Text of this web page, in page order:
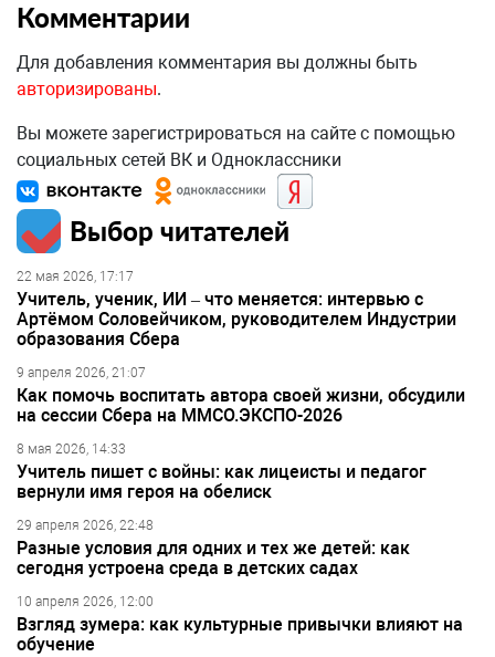
Комментарии
Для добавления комментария вы должны быть
авторизированы.
Вы можете зарегистрироваться на сайте с помощью
социальных сетей ВК и Одноклассники
Выбор читателей
22 мая 2026, 17:17
Учитель, ученик, ИИ – что меняется: интервью с
Артёмом Соловейчиком, руководителем Индустрии
образования Сбера
9 апреля 2026, 21:07
Как помочь воспитать автора своей жизни, обсудили
на сессии Сбера на ММСО.ЭКСПО-2026
8 мая 2026, 14:33
Учитель пишет с войны: как лицеисты и педагог
вернули имя героя на обелиск
29 апреля 2026, 22:48
Разные условия для одних и тех же детей: как
сегодня устроена среда в детских садах
10 апреля 2026, 12:00
Взгляд зумера: как культурные привычки влияют на
обучение